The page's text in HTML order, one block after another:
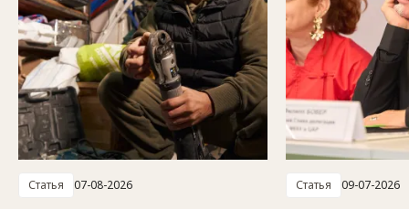
Статья 07-08-2026 Статья 09-07-2026